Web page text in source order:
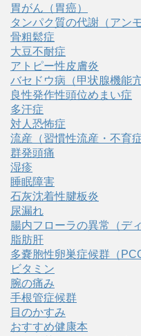
胃がん（胃癌）
タンパク質の代謝（アン
骨粗鬆症
大豆不耐症
アトピー性皮膚炎
バセドウ病（甲状腺機能亢
良性発作性頭位めまい症
多汗症
対人恐怖症
流産（習慣性流産・不育症
群発頭痛
湿疹
睡眠障害
石灰沈着性腱板炎
尿漏れ
腸内フローラの異常（デ
脂肪肝
多嚢胞性卵巣症候群（
ビタミン
腕の痛み
手根管症候群
目のかすみ
おすすめ健康本